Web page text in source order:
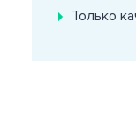
Только